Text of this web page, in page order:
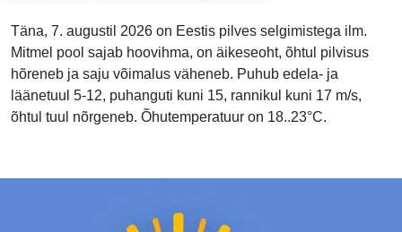
Täna, 7. augustil 2026 on Eestis pilves selgimistega ilm.
Mitmel pool sajab hoovihma, on äikeseoht, õhtul pilvisus
hõreneb ja saju võimalus väheneb. Puhub edela- ja
läänetuul 5-12, puhanguti kuni 15, rannikul kuni 17 m/s,
õhtul tuul nõrgeneb. Õhutemperatuur on 18..23°C.